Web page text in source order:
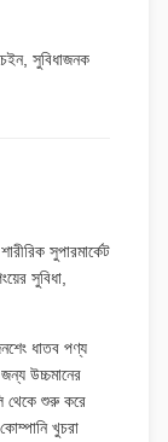
সুবিধাজনক
সুপারমার্কেট
সুবিধা,
ধাতব পণ্য
জন্য উচ্চমানের
থেকে শুরু করে
খুচরা